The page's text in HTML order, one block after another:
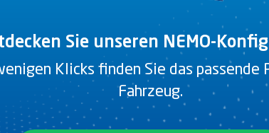
NEW BLIND SPOT SIGNAGE
MANDATORY AS OF JANUARY
1, 2021
Sie unseren NEMO-
Klicks finden Sie das passende
Fahrzeug.